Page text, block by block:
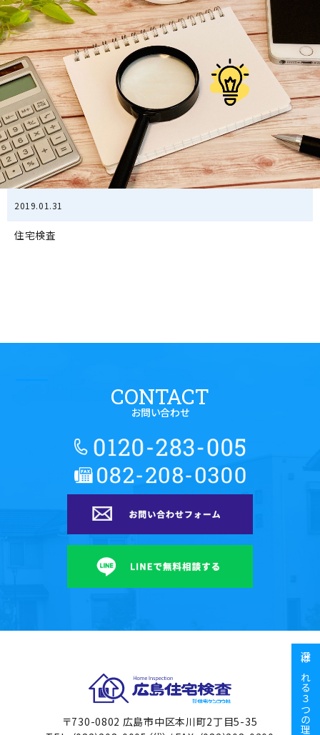
2019.01.31
住宅検査
CONTACT
お問い合わせ
広島住宅検査
〒730-0802 広島市中区本川町2丁目5-35
選ばれる３つの理由